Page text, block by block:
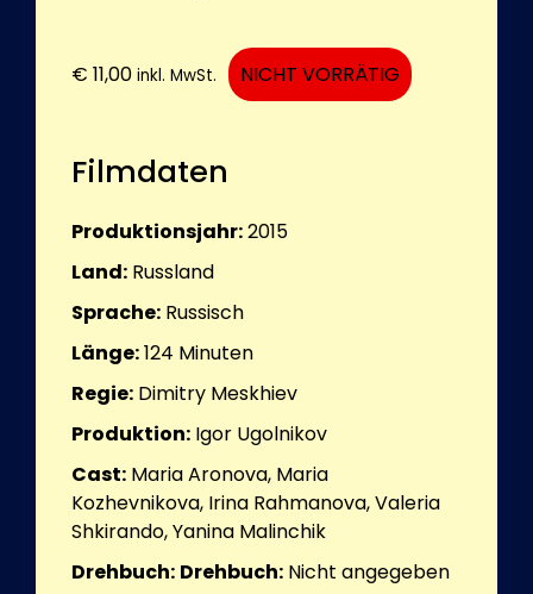
€ 11,00 inkl. MwSt. NICHT VORRÄTIG
Filmdaten
Produktionsjahr:2015
Land: Russland
Sprache: Russisch
Länge:124 Minuten
Regie: Dimitry Meskhiev
Produktion: Igor Ugolnikov
Cast: Maria Aronova, Maria
Kozhevnikova, Irina Rahmanova, Valeria
Shkirando, Yanina Malinchik
Drehbuch: Drehbuch: Nicht angegeben